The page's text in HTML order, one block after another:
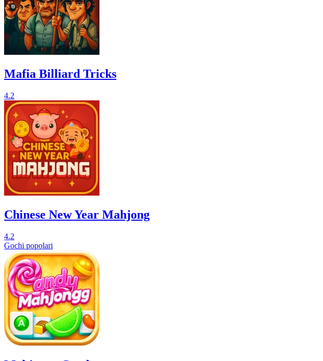
Mafia Billiard Tricks
4.2
Chinese New Year Mahjong
4.2
Gochi popolari